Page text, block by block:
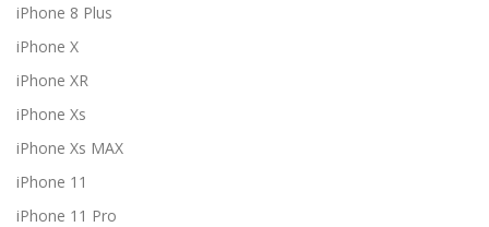
iPhone 8 Plus
iPhone X
iPhone XR
iPhone Xs
iPhone Xs MAX
iPhone 11
iPhone 11 Pro